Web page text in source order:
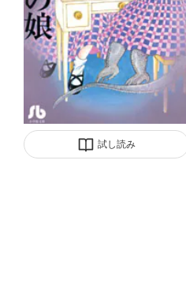
試し読み